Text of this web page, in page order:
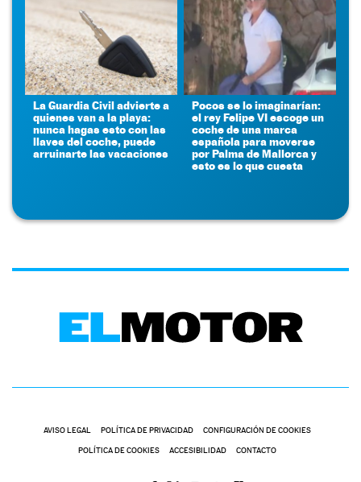
La Guardia Civil advierte a
quienes van a la playa:
nunca hagas esto con las
llaves del coche, puede
arruinarte las vacaciones
Pocos se lo imaginarían:
el rey Felipe VI escoge un
coche de una marca
española para moverse
por Palma de Mallorca y
esto es lo que cuesta
AVISO LEGAL POLÍTICA DE PRIVACIDAD CONFIGURACIÓN DE COOKIES
POLÍTICA DE COOKIES ACCESIBILIDAD CONTACTO